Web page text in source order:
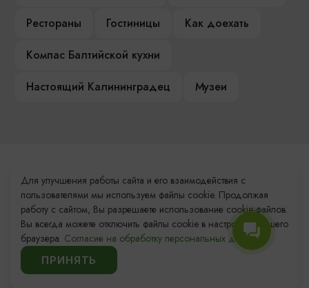
Рестораны
Гостиницы
Как доехать
Компас Балтийской кухни
Настоящий Калининградец
Музеи
Контакты Туристского
информационного центра
+7 (4012) 555-200
8 (800) 200-55-39
info@visit-kaliningrad.ru
Для улучшения работы сайта и его взаимодействия с
пользователями мы используем файлы cookie. Продолжая
работу с сайтом, Вы разрешаете использование cookie-файлов.
Вы всегда можете отключить файлы cookie в настройках Вашего
браузера. Согласие на обработку персональных данных.
ПРИНЯТЬ